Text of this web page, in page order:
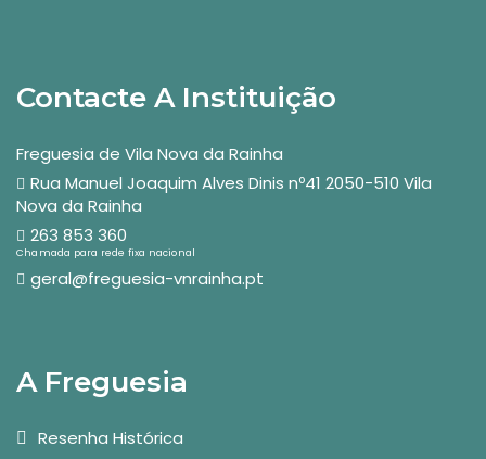
Contacte A Instituição
Freguesia de Vila Nova da Rainha
Rua Manuel Joaquim Alves Dinis nº41 2050-510 Vila
Nova da Rainha
263 853 360
Chamada para rede fixa nacional
geral@freguesia-vnrainha.pt
A Freguesia
Resenha Histórica